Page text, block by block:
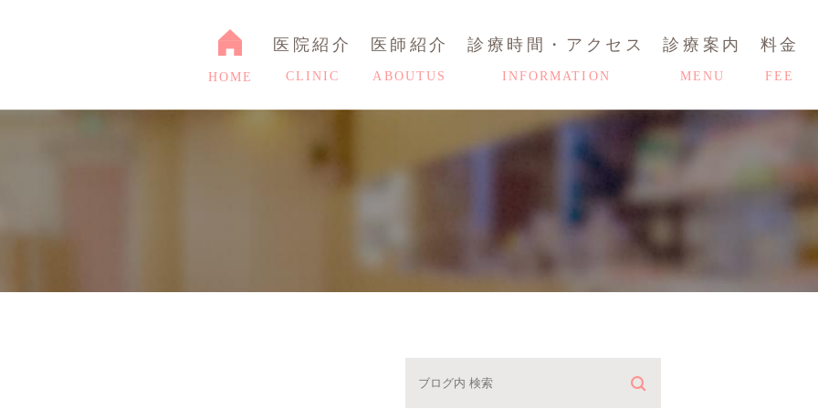
HOME
医院紹介
CLINIC
医師紹介
ABOUTUS
診療時間・アクセス
INFORMATION
診療案内
MENU
料金
FEE